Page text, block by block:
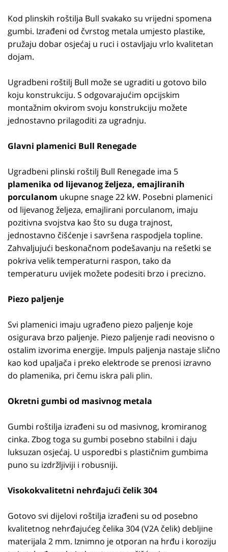
Kod plinskih roštilja Bull svakako su vrijedni spomena
gumbi. Izrađeni od čvrstog metala umjesto plastike,
pružaju dobar osjećaj u ruci i ostavljaju vrlo kvalitetan
dojam.
Ugradbeni roštilj Bull može se ugraditi u gotovo bilo
koju konstrukciju. S odgovarajućim opcijskim
montažnim okvirom svoju konstrukciju možete
jednostavno prilagoditi za ugradnju.
Glavni plamenici Bull Renegade
Ugradbeni plinski roštilj Bull Renegade ima 5
plamenika od lijevanog željeza, emajliranih
porculanom ukupne snage 22 kW. Posebni plamenici
od lijevanog željeza, emajlirani porculanom, imaju
pozitivna svojstva kao što su duga trajnost,
jednostavno čišćenje i savršena raspodjela topline.
Zahvaljujući beskonačnom podešavanju na rešetki se
pokriva velik temperaturni raspon, tako da
temperaturu uvijek možete podesiti brzo i precizno.
Piezo paljenje
Svi plamenici imaju ugrađeno piezo paljenje koje
osigurava brzo paljenje. Piezo paljenje radi neovisno o
ostalim izvorima energije. Impuls paljenja nastaje slično
kao kod upaljača i preko elektrode se prenosi izravno
do plamenika, pri čemu iskra pali plin.
Okretni gumbi od masivnog metala
Gumbi roštilja izrađeni su od masivnog, kromiranog
cinka. Zbog toga su gumbi posebno stabilni i daju
luksuzan osjećaj. U usporedbi s plastičnim gumbima
puno su izdržljiviji i robusniji.
Visokokvalitetni nehrđajući čelik 304
Gotovo svi dijelovi roštilja izrađeni su od posebno
kvalitetnog nehrđajućeg čelika 304 (V2A čelik) debljine
materijala 2 mm. Iznimno je otporan na hrđu i koroziju